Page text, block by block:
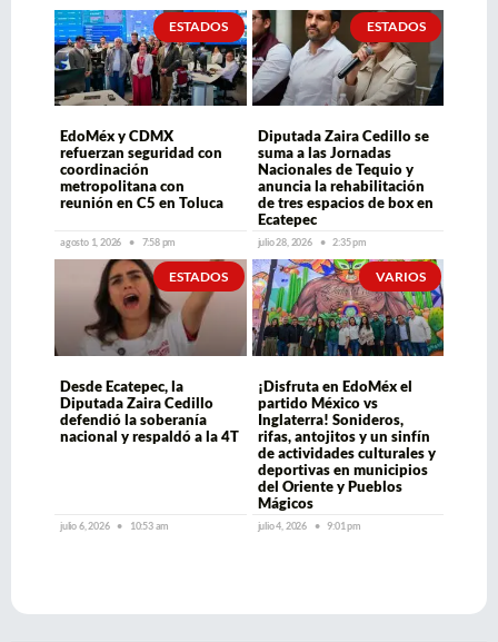
ESTADOS
EdoMéx y CDMX
refuerzan seguridad con
coordinación
metropolitana con
reunión en C5 en Toluca
agosto 1, 2026 7:58 pm
ESTADOS
Diputada Zaira Cedillo se
suma a las Jornadas
Nacionales de Tequio y
anuncia la rehabilitación
de tres espacios de box en
Ecatepec
julio 28, 2026 2:35 pm
ESTADOS
Desde Ecatepec, la
Diputada Zaira Cedillo
defendió la soberanía
nacional y respaldó a la 4T
julio 6, 2026 10:53 am
VARIOS
¡Disfruta en EdoMéx el
partido México vs
Inglaterra! Sonideros,
rifas, antojitos y un sinfín
de actividades culturales y
deportivas en municipios
del Oriente y Pueblos
Mágicos
julio 4, 2026 9:01 pm